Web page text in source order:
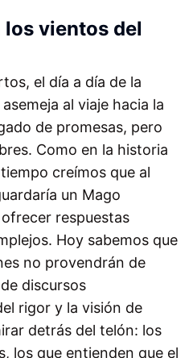
los vientos del
el día a día de la
al viaje hacia la
de promesas, pero
Como en la historia
creímos que al
un Mago
respuestas
Hoy sabemos que
no provendrán de
discursos
rigor y la visión de
detrás del telón: los
los que entienden que el